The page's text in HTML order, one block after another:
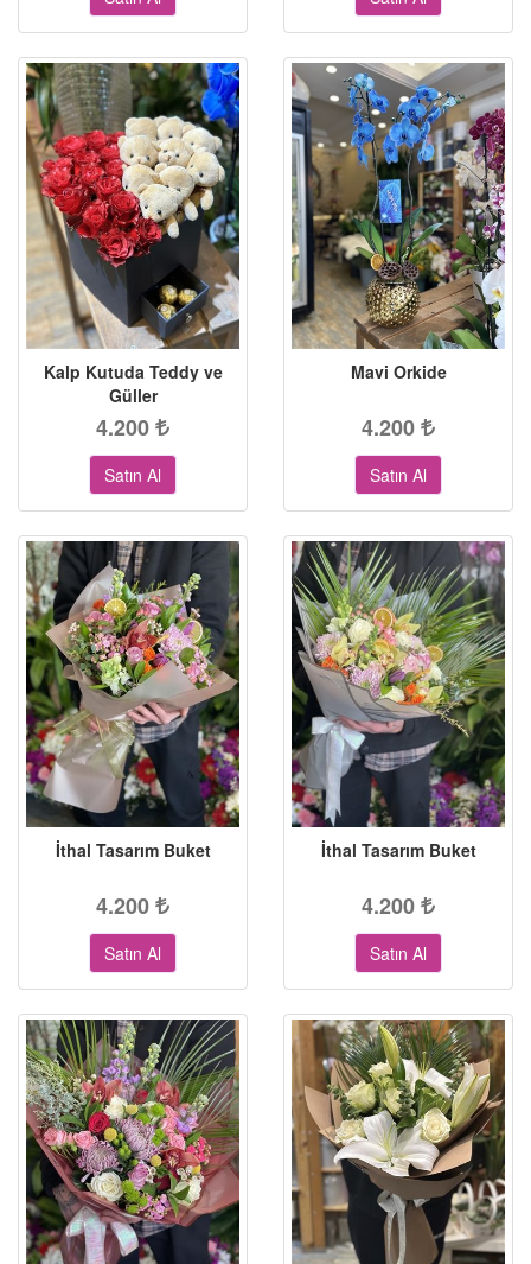
Kalp Kutuda Teddy ve
Güller
4.200
Satın Al
Mavi Orkide
4.200
Satın Al
İthal Tasarım Buket
4.200
Satın Al
İthal Tasarım Buket
4.200
Satın Al